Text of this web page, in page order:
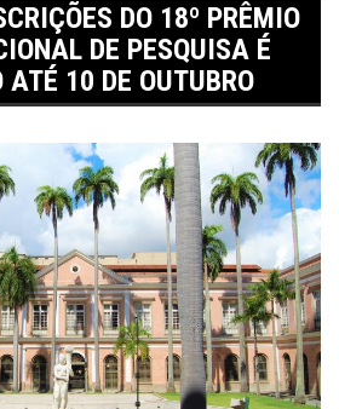
DO 18º PRÊMIO
DE PESQUISA É
ATÉ 10 DE OUTUBRO